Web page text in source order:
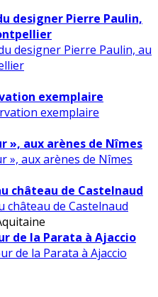
designer Pierre Paulin,
exemplaire
», aux arènes de Nîmes
château de Castelnaud
de la Parata à Ajaccio